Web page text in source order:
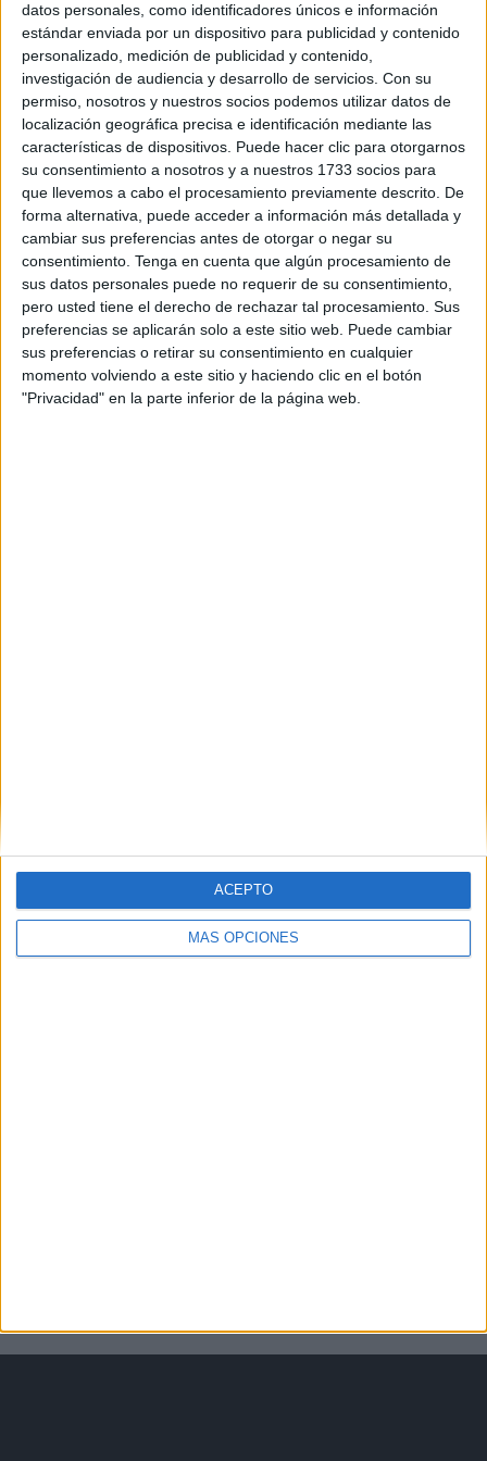
datos personales, como identificadores únicos e información
estándar enviada por un dispositivo para publicidad y contenido
personalizado, medición de publicidad y contenido,
investigación de audiencia y desarrollo de servicios. Con su
permiso, nosotros y nuestros socios podemos utilizar datos de
localización geográfica precisa e identificación mediante las
características de dispositivos. Puede hacer clic para otorgarnos
su consentimiento a nosotros y a nuestros 1733 socios para
que llevemos a cabo el procesamiento previamente descrito. De
forma alternativa, puede acceder a información más detallada y
cambiar sus preferencias antes de otorgar o negar su
consentimiento. Tenga en cuenta que algún procesamiento de
sus datos personales puede no requerir de su consentimiento,
pero usted tiene el derecho de rechazar tal procesamiento. Sus
preferencias se aplicarán solo a este sitio web. Puede cambiar
sus preferencias o retirar su consentimiento en cualquier
momento volviendo a este sitio y haciendo clic en el botón
"Privacidad" en la parte inferior de la página web.
MÁS OPCIONES
ACEPTO
POR JUAN ZALDÍVAR 22/03/2026 0
Los “cachorros” de hockey siguen sumando
experiencias en Fuengirola pese a las
derrotas
POR BROOKS BEALL 24/02/2026 0
El Hockey Bulldogs gana y termina la liga
regular invicto
POR JUAN ZALDÍVAR 18/01/2026 0
La cantera del Bulldgos brilla en liga andaluza
de hockey línea
POR JUAN ZALDÍVAR 12/01/2026 0
Cinco ceutíes en la preselección de la
selección andaluza de Hockey
POR JUAN ZALDÍVAR 08/01/2026 0